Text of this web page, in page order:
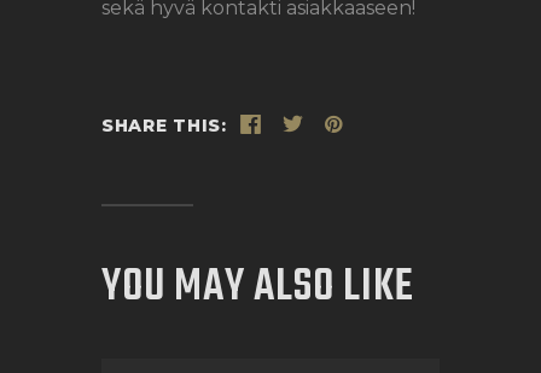
sekä hyvä kontakti asiakkaaseen!
SHARE THIS:
YOU MAY ALSO LIKE